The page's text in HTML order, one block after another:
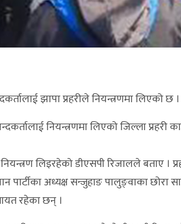
झापा प्रहरीले नियन्त्रणमा लिएको छ ।
नियन्त्रणमा लिएको जिल्ला प्रहरी
लिइरहेको डीएसपी रिजालले बताए ।
पार्टीका अध्यक्ष सन्जुहाङ पालुङ्वाका छोरा
रहेका छन् ।